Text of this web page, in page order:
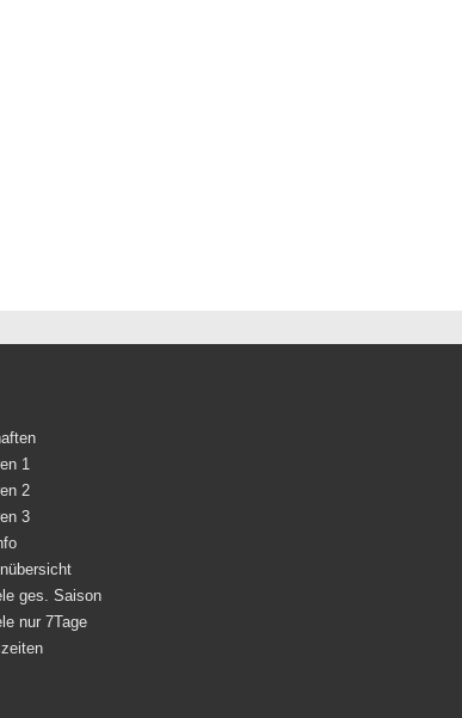
1
2
3
ges. Saison
nur 7Tage